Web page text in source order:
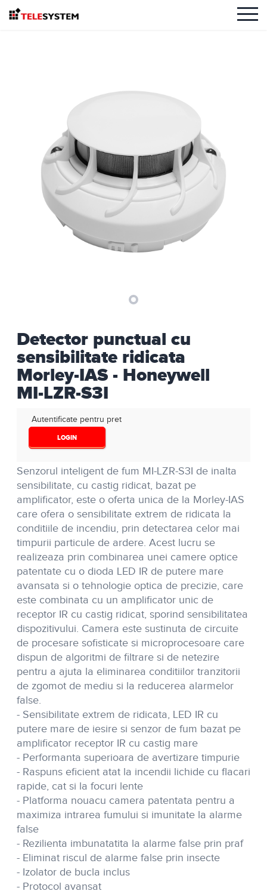
Detector punctual cu
sensibilitate ridicata
Morley-IAS - Honeywell
MI-LZR-S3I
Autentificate pentru pret
LOGIN
Senzorul inteligent de fum MI-LZR-S3I de inalta
sensibilitate, cu castig ridicat, bazat pe
amplificator, este o oferta unica de la Morley-IAS
care ofera o sensibilitate extrem de ridicata la
conditiile de incendiu, prin detectarea celor mai
timpurii particule de ardere. Acest lucru se
realizeaza prin combinarea unei camere optice
patentate cu o dioda LED IR de putere mare
avansata si o tehnologie optica de precizie, care
este combinata cu un amplificator unic de
receptor IR cu castig ridicat, sporind sensibilitatea
dispozitivului. Camera este sustinuta de circuite
de procesare sofisticate si microprocesoare care
dispun de algoritmi de filtrare si de netezire
pentru a ajuta la eliminarea conditiilor tranzitorii
de zgomot de mediu si la reducerea alarmelor
false.
- Sensibilitate extrem de ridicata, LED IR cu
putere mare de iesire si senzor de fum bazat pe
amplificator receptor IR cu castig mare
- Performanta superioara de avertizare timpurie
- Raspuns eficient atat la incendii lichide cu flacari
rapide, cat si la focuri lente
- Platforma nouacu camera patentata pentru a
maximiza intrarea fumului si imunitate la alarme
false
- Rezilienta imbunatatita la alarme false prin praf
- Eliminat riscul de alarme false prin insecte
- Izolator de bucla inclus
- Protocol avansat